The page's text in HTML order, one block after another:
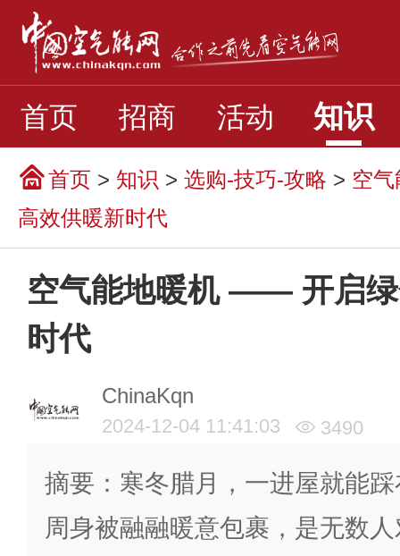
首页 招商 活动 知识
首页 > 知识 > 选购-技巧-攻略 > 空
高效供暖新时代
空气能地暖机 —— 开启绿
时代
ChinaKqn
2024-12-04 11:41:03 3490
摘要：寒冬腊月，一进屋就能
周身被融融暖意包裹，是无数